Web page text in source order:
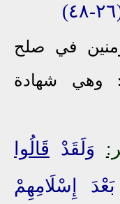
في صلح
وهي شهادة
وَلَقَدْ قَالُوا
إِسْلَامِهِمْ